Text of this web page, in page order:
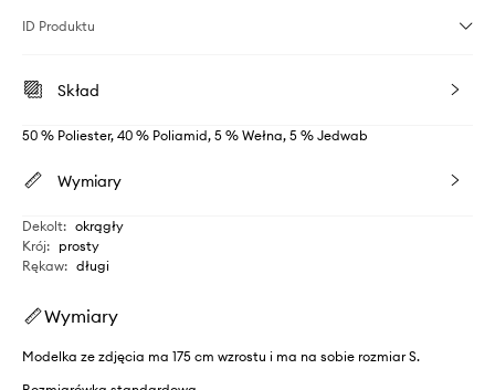
ID Produktu
Skład
50 % Poliester, 40 % Poliamid, 5 % Wełna, 5 % Jedwab
Wymiary
Dekolt: okrągły
Krój: prosty
Rękaw: długi
Wymiary
Modelka ze zdjęcia ma 175 cm wzrostu i ma na sobie rozmiar S.